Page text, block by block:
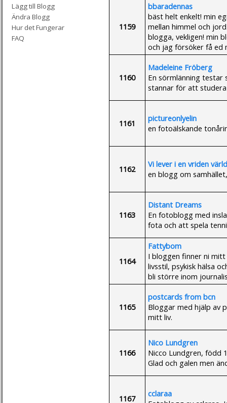
Lägg till Blogg
Ändra Blogg
Hur det Fungerar
FAQ
1159
bbaradennas
bäst helt enkelt! min
mellan himmel och
blogga, vekligen! min
och jag försöker få ed
1160
Madeleine Fröberg
En sörmlänning testar
stannar för att
1161
pictureonlyelin
en fotoälskande
1162
Vi lever i en vriden värld
en blogg om
1163
Distant Dreams
En fotoblogg med
fota och att spela
1164
Fattybom
I bloggen finner ni
livsstil, psykisk hälsa
bli större inom
1165
postcards from bcn
Bloggar med hjälp av
mitt liv.
1166
Nico Lundgren
Nicco Lundgren, född
Glad och galen men
1167
cclaraa